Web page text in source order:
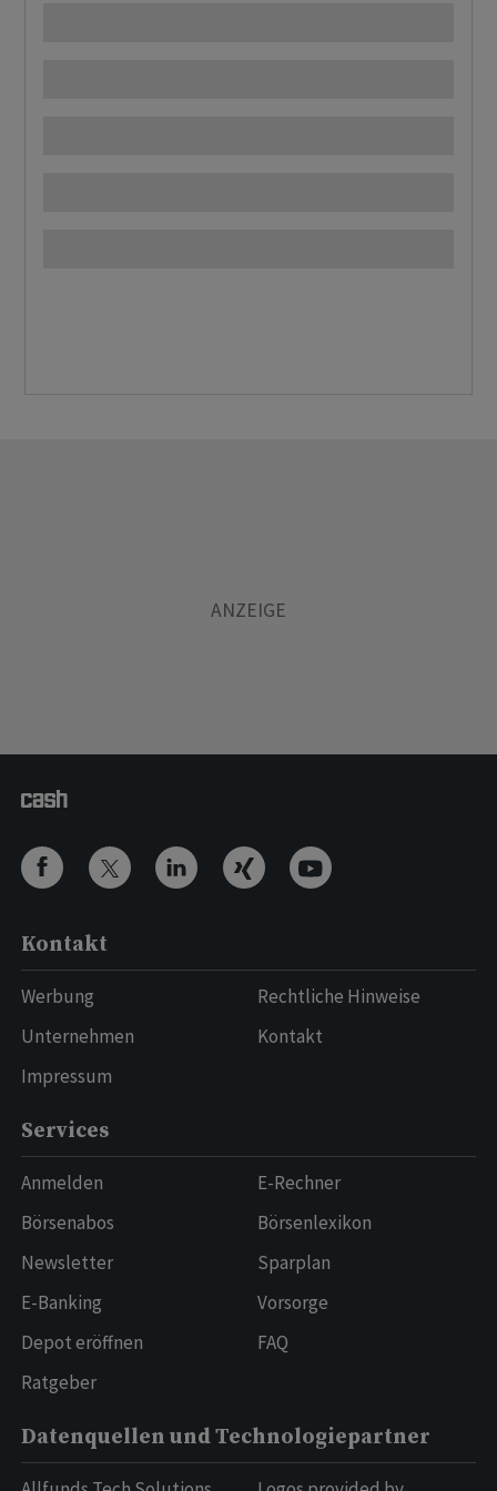
Kontakt
Werbung
Unternehmen
Impressum
Rechtliche Hinweise
Kontakt
Services
Anmelden
Börsenabos
Newsletter
E-Banking
Depot eröffnen
Ratgeber
E-Rechner
Börsenlexikon
Sparplan
Vorsorge
FAQ
Datenquellen und Technologiepartner